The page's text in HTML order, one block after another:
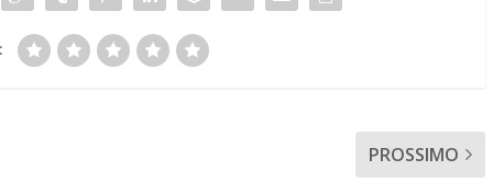
PROSSIMO